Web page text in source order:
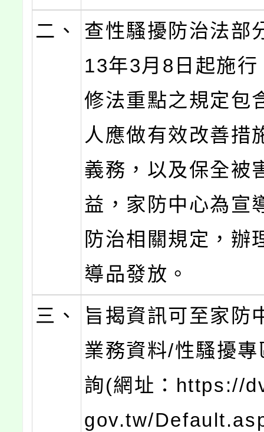
二、
查性騷擾防治法部
13年3月8日起施
修法重點之規定包
人應做有效改善措
義務，以及保全被
益，家防中心為宣
防治相關規定，辦
導品發放。
三、
旨揭資訊可至家防
業務資料/性騷擾
詢(網址：https://
gov.tw/